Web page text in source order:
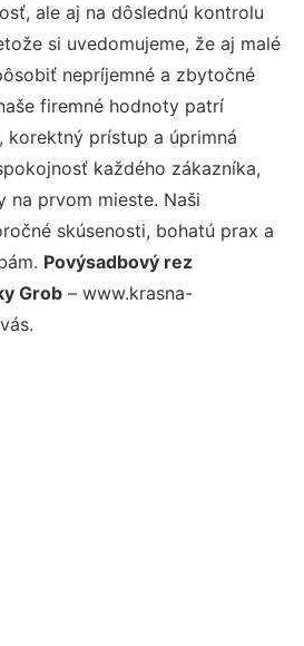
ale aj na dôslednú kontrolu
si uvedomujeme, že aj malé
nepríjemné a zbytočné
firemné hodnoty patrí
korektný prístup a úprimná
každého zákazníka,
na prvom mieste. Naši
skúsenosti, bohatú prax a
Povýsadbový rez
Grob – www.krasna-